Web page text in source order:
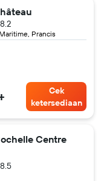
Prancis
8.2
Cek
ketersediaan
Centre
8.5